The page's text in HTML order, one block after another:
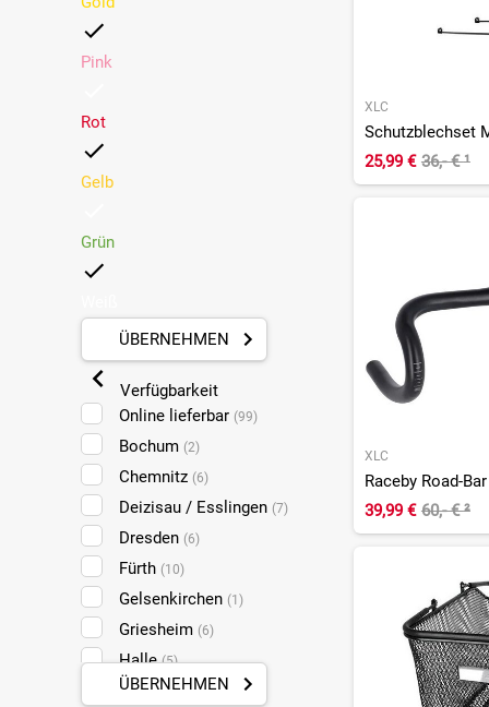
Pink
Rot
Gelb
Grün
ÜBERNEHMEN
Verfügbarkeit
Online lieferbar (99)
Bochum (2)
Chemnitz (6)
Deizisau / Esslingen (7)
Dresden (6)
Fürth (10)
Gelsenkirchen (1)
Griesheim (6)
Halle(5)
Koblenz(6)
ÜBERNEHMEN
XLC
Schutzblechset
25,99 € 36,- €¹
XLC
39,99 € 60,- €²